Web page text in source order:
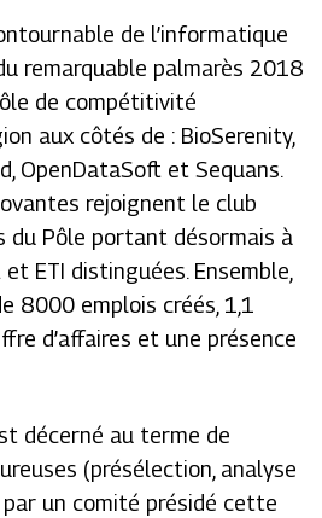
de l’informatique
remarquable palmarès 2018
de compétitivité
aux côtés de : BioSerenity,
OpenDataSoft et Sequans.
rejoignent le club
du Pôle portant désormais à
ETI distinguées. Ensemble,
8000 emplois créés, 1,1
d’affaires et une présence
décerné au terme de
(présélection, analyse
un comité présidé cette